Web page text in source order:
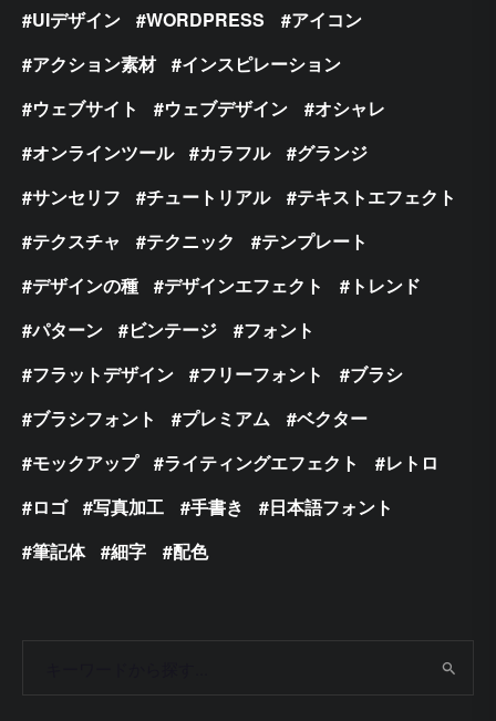
UIデザイン
WORDPRESS
アイコン
アクション素材
インスピレーション
ウェブサイト
ウェブデザイン
オシャレ
オンラインツール
カラフル
グランジ
サンセリフ
チュートリアル
テキストエフェクト
テクスチャ
テクニック
テンプレート
デザインの種
デザインエフェクト
トレンド
パターン
ビンテージ
フォント
フラットデザイン
フリーフォント
ブラシ
ブラシフォント
プレミアム
ベクター
モックアップ
ライティングエフェクト
レトロ
ロゴ
写真加工 手書き
日本語フォント
筆記体
細字 配色